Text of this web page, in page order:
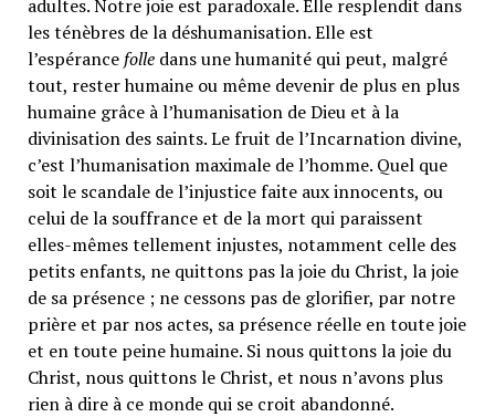
adultes. Notre joie est paradoxale. Elle resplendit dans
les ténèbres de la déshumanisation. Elle est
l’espérance folle dans une humanité qui peut, malgré
tout, rester humaine ou même devenir de plus en plus
humaine grâce à l’humanisation de Dieu et à la
divinisation des saints. Le fruit de l’Incarnation divine,
c’est l’humanisation maximale de l’homme. Quel que
soit le scandale de l’injustice faite aux innocents, ou
celui de la souffrance et de la mort qui paraissent
elles-mêmes tellement injustes, notamment celle des
petits enfants, ne quittons pas la joie du Christ, la joie
de sa présence ; ne cessons pas de glorifier, par notre
prière et par nos actes, sa présence réelle en toute joie
et en toute peine humaine. Si nous quittons la joie du
Christ, nous quittons le Christ, et nous n’avons plus
rien à dire à ce monde qui se croit abandonné.